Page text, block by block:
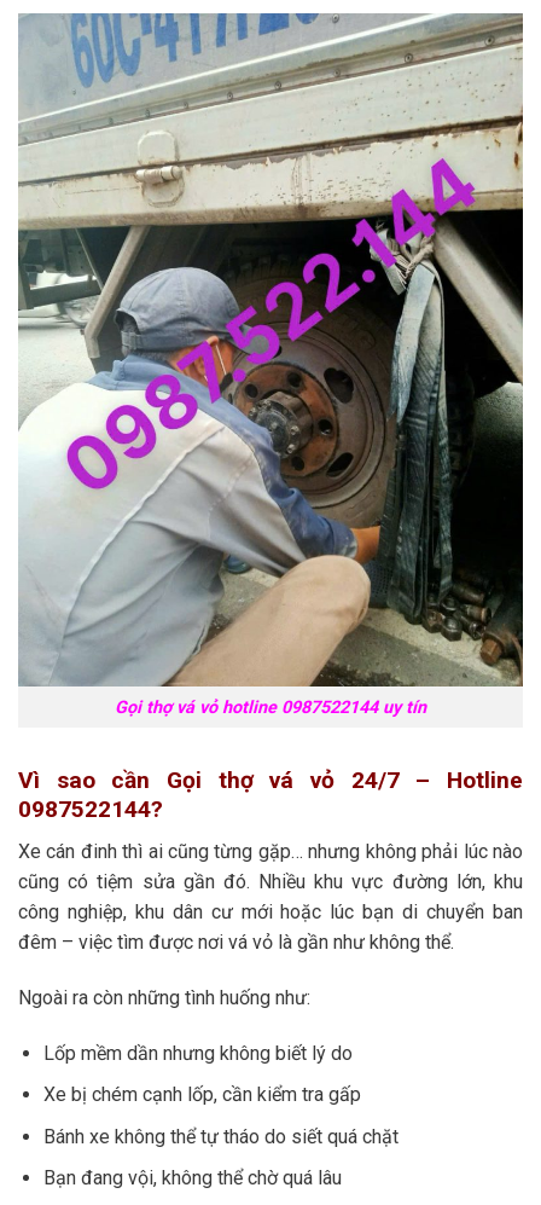
Gọi thợ vá vỏ hotline 0987522144 uy tín
Vì sao cần Gọi thợ vá vỏ 24/7 – Hotline
0987522144?
Xe cán đinh thì ai cũng từng gặp… nhưng không phải lúc nào
cũng có tiệm sửa gần đó. Nhiều khu vực đường lớn, khu
công nghiệp, khu dân cư mới hoặc lúc bạn di chuyển ban
đêm – việc tìm được nơi vá vỏ là gần như không thể.
Ngoài ra còn những tình huống như:
Lốp mềm dần nhưng không biết lý do
Xe bị chém cạnh lốp, cần kiểm tra gấp
Bánh xe không thể tự tháo do siết quá chặt
Bạn đang vội, không thể chờ quá lâu